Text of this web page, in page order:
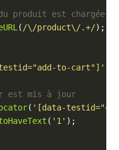
(/\/product\/.+/
to-cart"]'
( '[data-
( '1'